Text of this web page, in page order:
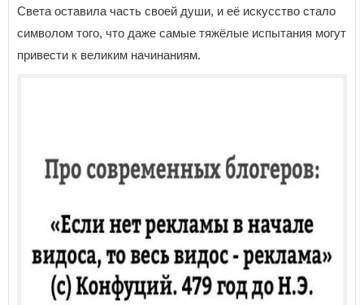
Света оставила часть своей души, и её искусство стало
символом того, что даже самые тяжёлые испытания могут
привести к великим начинаниям.